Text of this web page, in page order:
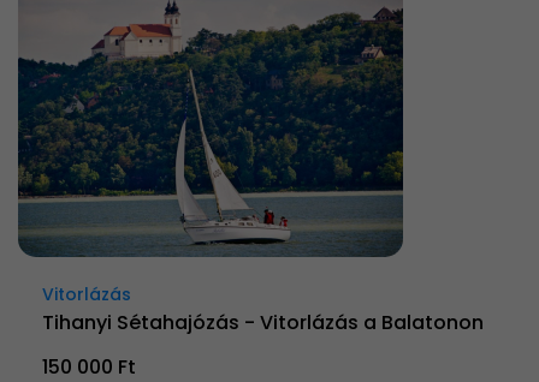
Vitorlázás
Tihanyi Sétahajózás - Vitorlázás a Balatonon
150 000 Ft